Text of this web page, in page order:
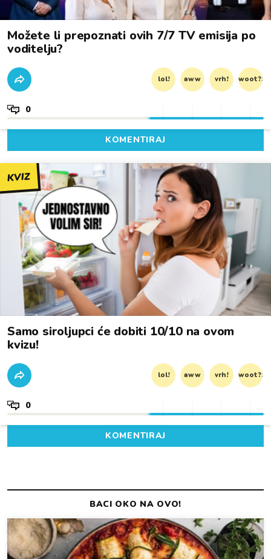
Možete li prepoznati ovih 7/7 TV emisija po
voditelju?
lol! aww vrh! woot?!
0
KOMENTIRAJ
KVIZ
Samo siroljupci će dobiti 10/10 na ovom
kvizu!
lol! aww vrh! woot?!
0
KOMENTIRAJ